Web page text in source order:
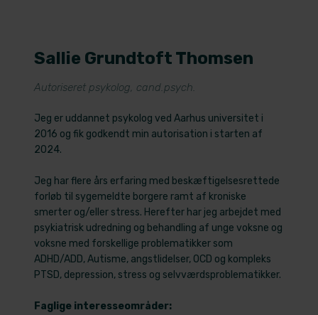
Sallie Grundtoft Thomsen
​Autoriseret psykolog, cand.psych.
Jeg er uddannet psykolog ved Aarhus universitet i
2016 og fik godkendt min autorisation i starten af
2024.
Jeg har flere års erfaring med beskæftigelsesrettede
forløb til sygemeldte borgere ramt af kroniske
smerter og/eller stress. Herefter har jeg arbejdet med
psykiatrisk udredning og behandling af unge voksne og
voksne med forskellige problematikker som
ADHD/ADD, Autisme, angstlidelser, OCD og kompleks
PTSD, depression, stress og selvværdsproblematikker.
Faglige interesseområder: